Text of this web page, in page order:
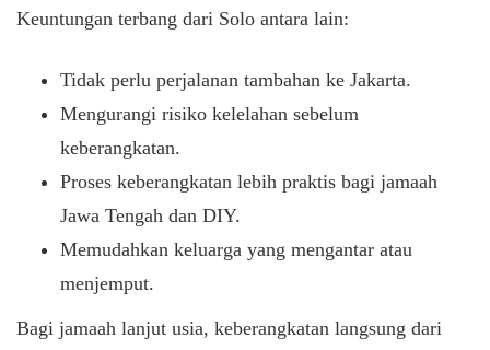
Keuntungan terbang dari Solo antara lain:
Tidak perlu perjalanan tambahan ke Jakarta.
Mengurangi risiko kelelahan sebelum
keberangkatan.
Proses keberangkatan lebih praktis bagi jamaah
Jawa Tengah dan DIY.
Memudahkan keluarga yang mengantar atau
menjemput.
Bagi jamaah lanjut usia, keberangkatan langsung dari